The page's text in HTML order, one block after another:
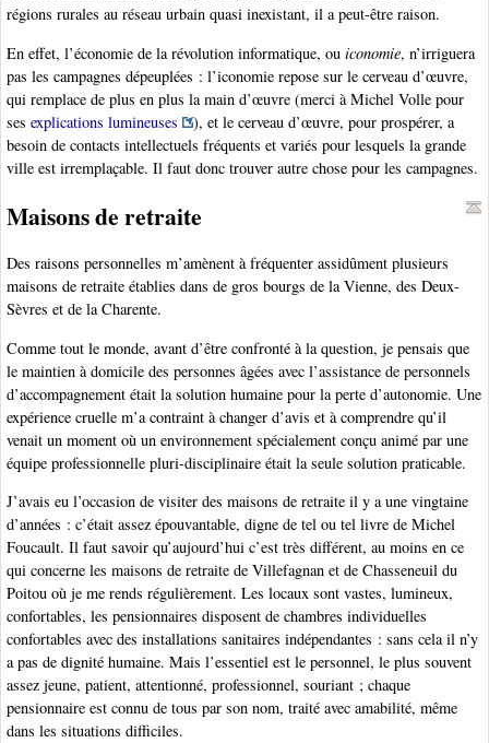
régions rurales au réseau urbain quasi inexistant, il a peut-être raison.
En effet, l’économie de la révolution informatique, ou iconomie, n’irriguera
pas les campagnes dépeuplées : l’iconomie repose sur le cerveau d’œuvre,
qui remplace de plus en plus la main d’œuvre (merci à Michel Volle pour
ses explications lumineuses
), et le cerveau d’œuvre, pour prospérer, a
besoin de contacts intellectuels fréquents et variés pour lesquels la grande
ville est irremplaçable. Il faut donc trouver autre chose pour les campagnes.
Maisons de retraite
Des raisons personnelles m’amènent à fréquenter assidûment plusieurs
maisons de retraite établies dans de gros bourgs de la Vienne, des Deux-
Sèvres et de la Charente.
Comme tout le monde, avant d’être confronté à la question, je pensais que
le maintien à domicile des personnes âgées avec l’assistance de personnels
d’accompagnement était la solution humaine pour la perte d’autonomie. Une
expérience cruelle m’a contraint à changer d’avis et à comprendre qu’il
venait un moment où un environnement spécialement conçu animé par une
équipe professionnelle pluri-disciplinaire était la seule solution praticable.
J’avais eu l’occasion de visiter des maisons de retraite il y a une vingtaine
d’années : c’était assez épouvantable, digne de tel ou tel livre de Michel
Foucault. Il faut savoir qu’aujourd’hui c’est très différent, au moins en ce
qui concerne les maisons de retraite de Villefagnan et de Chasseneuil du
Poitou où je me rends régulièrement. Les locaux sont vastes, lumineux,
confortables, les pensionnaires disposent de chambres individuelles
confortables avec des installations sanitaires indépendantes : sans cela il n’y
a pas de dignité humaine. Mais l’essentiel est le personnel, le plus souvent
assez jeune, patient, attentionné, professionnel, souriant ; chaque
pensionnaire est connu de tous par son nom, traité avec amabilité, même
dans les situations difficiles.